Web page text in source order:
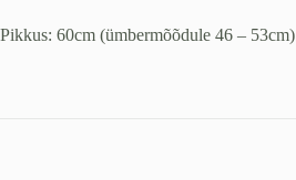
Pikkus: 60cm (ümbermõõdule 46 – 53cm)